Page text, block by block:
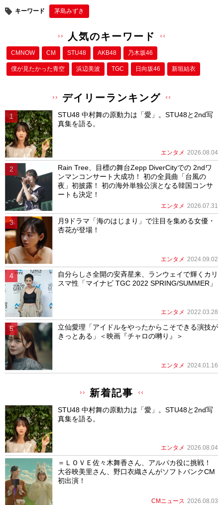
キーワード 茅島みずき
人気のキーワード
CMNOW CM STU48 AKB48 乃木坂46
僕が⾒たかった⻘空 浜辺美波 TGC 日向坂46 新垣結衣
デイリーランキング
STU48 中村舞の原動力は「愛」。STU48と2nd写
真集を語る。
エンタメ 2026.08.04
Rain Tree、目標の舞台Zepp DiverCityでの 2ndワ
ンマンコンサート大成功！ 初の全員曲「台風の
夜」初披露！ 初の海外単独公演となる韓国コンサ
ートも決定！
エンタメ 2026.07.31
月9ドラマ「海のはじまり」で注目を集める女優・
杏花が登場！
エンタメ 2024.09.02
自分らしさ全開の安斉星来、ランウェイで輝くカリ
スマ性「マイナビ TGC 2022 SPRING/SUMMER」
エンタメ 2022.03.28
立仙愛理「アイドルをやったからこそできる演技が
きっとある」＜映画『チャロの囀り』＞
エンタメ 2024.01.16
新着記事
STU48 中村舞の原動力は「愛」。STU48と2nd写
真集を語る。
エンタメ 2026.08.04
＝ＬＯＶＥ佐々木舞香さん、アルパカ役に挑戦！
大谷映美里さん、野口衣織さんがソフトバンクCM
初出演！
CMニュース 2026.08.03